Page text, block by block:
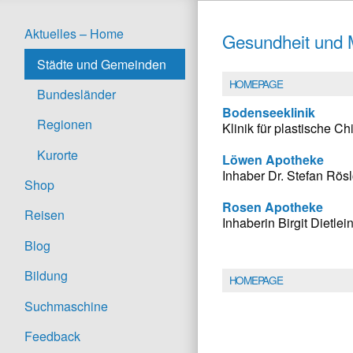
Aktuelles – Home
Städte und Gemeinden
Bundesländer
Regionen
Kurorte
Shop
Reisen
Blog
Bildung
Suchmaschine
Feedback
Gesundheit und
HOMEPAGE
Bodenseeklinik
Klinik für plastische
Löwen Apotheke
Inhaber Dr. Stefan
Rosen Apotheke
Inhaberin Birgit
HOMEPAGE